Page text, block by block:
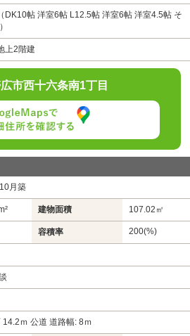
DK10帖 洋室6帖 L12.5帖 洋室6帖 洋室4.5帖 そ
上2階建
市西十六条南1丁目
月築
建物面積 107.02㎡
容積率 200(%)
14.2ｍ 公道 道路幅: 8ｍ